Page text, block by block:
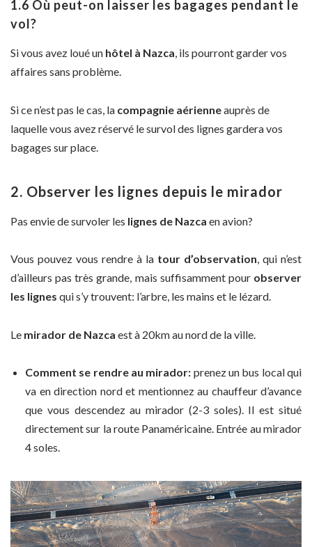
1.6 Où peut-on laisser les bagages pendant le
vol?
Si vous avez loué un hôtel à Nazca, ils pourront garder vos
affaires sans problème.
Si ce n’est pas le cas, la compagnie aérienneauprès de
laquelle vous avez réservé le survol des lignes gardera vos
bagages sur place.
2. Observer les lignes depuis le mirador
Pas envie de survoler les lignes de Nazca en avion?
Vous pouvez vous rendre à la tour d’observation, qui n’est
d’ailleurs pas très grande, mais suffisamment pour observer
les lignes qui s’y trouvent: l’arbre, les mains et le lézard.
Le mirador de Nazca est à 20km au nord de la ville.
Comment se rendre au mirador: prenez un bus local qui
va en direction nord et mentionnez au chauffeur d’avance
que vous descendez au mirador (2-3 soles). Il est situé
directement sur la route Panaméricaine. Entrée au mirador
4 soles.